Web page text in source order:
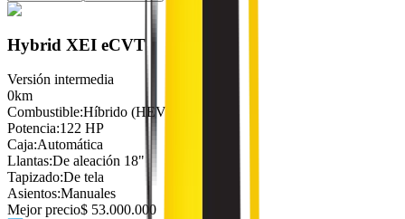
Hybrid XEI eCVT
Versión intermedia
0km
Combustible:Híbrido (HEV)
Potencia:122 HP
Caja:Automática
Llantas:De aleación 18"
Tapizado:De tela
Asientos:Manuales
Mejor precio$ 53.000.000